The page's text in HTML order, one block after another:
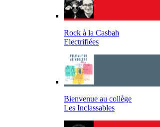
Rock à la Casbah
Electrifiées
Bienvenue au collège
Les Inclassables